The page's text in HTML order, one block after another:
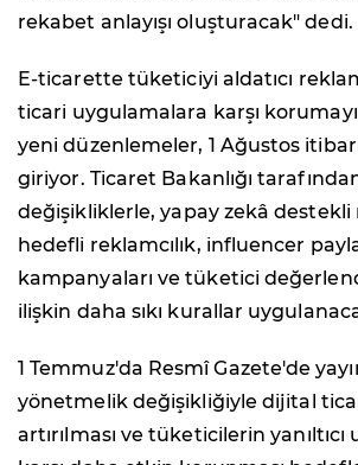
rekabet anlayışı oluşturacak" dedi.
E-ticarette tüketiciyi aldatıcı
ticari uygulamalara karşı
yeni düzenlemeler, 1 Ağustos
giriyor. Ticaret Bakanlığı
değişikliklerle, yapay zekâ destekli
hedefli reklamcılık, influencer
kampanyaları ve tüketici
ilişkin daha sıkı kurallar
1 Temmuz'da Resmî Gazete'de
yönetmelik değişikliğiyle dijital
artırılması ve tüketicilerin